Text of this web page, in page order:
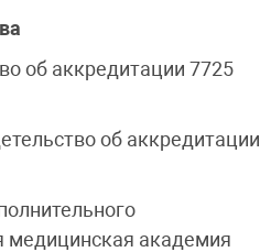
об аккредитации 7725
об аккредитации
медицинская академия